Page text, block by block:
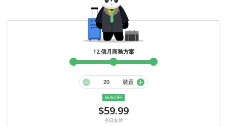
12 個月商務方案
裝置
66% OFF
$59.99
今日支付